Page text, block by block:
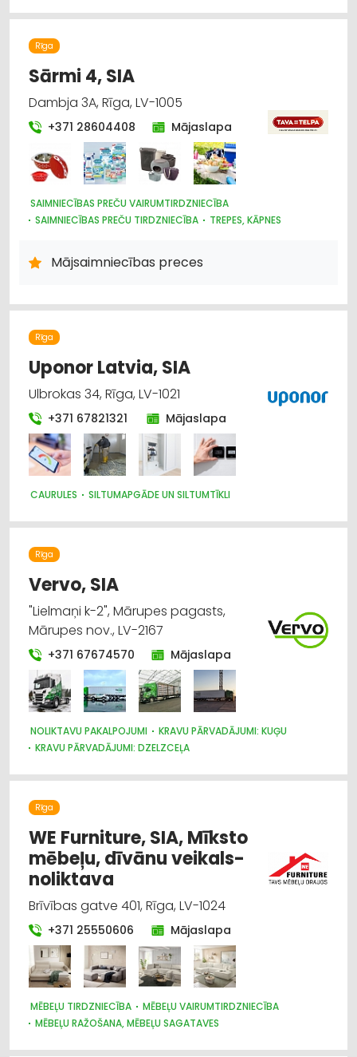
Rīga
Sārmi 4, SIA
Dambja 3A, Rīga, LV-1005
+371 28604408 Mājaslapa
SAIMNIECĪBAS PREČU VAIRUMTIRDZNIECĪBA
SAIMNIECĪBAS PREČU TIRDZNIECĪBA
TREPES, KĀPNES
UZKOPŠANAS LĪDZEKĻI UN TEHNIKA, PROFESIONĀLĀ
HIGIĒNAS PRECES
INTERNETVEIKALI, E-KOMERCIJA
Mājsaimniecības preces
Rīga
Uponor Latvia, SIA
Ulbrokas 34, Rīga, LV-1021
+371 67821321 Mājaslapa
CAURULES SILTUMAPGĀDE UN SILTUMTĪKLI
Rīga
Vervo, SIA
"Lielmaņi k-2", Mārupes pagasts,
Mārupes nov., LV-2167
+371 67674570 Mājaslapa
NOLIKTAVU PAKALPOJUMI
KRAVU PĀRVADĀJUMI: KUĢU
KRAVU PĀRVADĀJUMI: DZELZCEĻA
KRAVU PĀRVADĀJUMI: AUTO
KURJERU PAKALPOJUMI
LOĢISTIKA
Rīga
WE Furniture, SIA, Mīksto
mēbeļu, dīvānu veikals-
noliktava
Brīvības gatve 401, Rīga, LV-1024
+371 25550606 Mājaslapa
MĒBEĻU TIRDZNIECĪBA
MĒBEĻU VAIRUMTIRDZNIECĪBA
MĒBEĻU RAŽOŠANA, MĒBEĻU SAGATAVES